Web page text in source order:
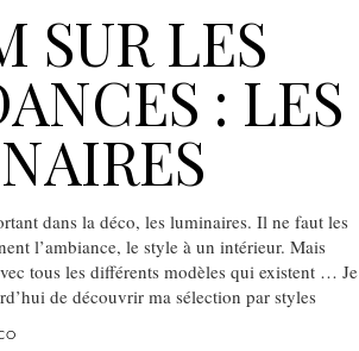
SUR LES
: LES
dans la déco, les luminaires. Il ne faut les
l’ambiance, le style à un intérieur. Mais
tous les différents modèles qui existent … Je
de découvrir ma sélection par styles